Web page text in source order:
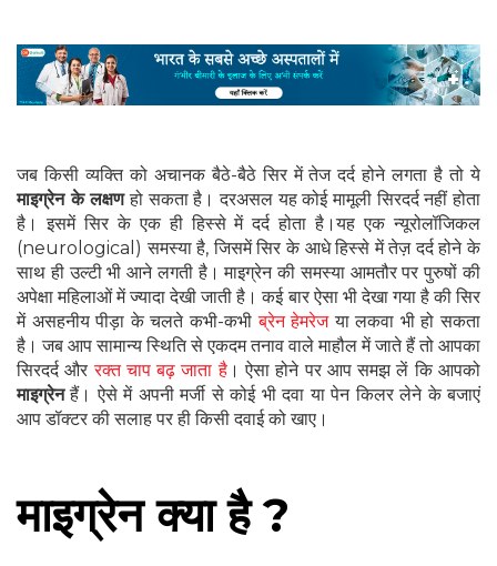
जब किसी व्यक्ति को अचानक बैठे-बैठे सिर में तेज दर्द होने लगता है तो ये
माइग्रेन के लक्षणहो सकता है। दरअसल यह कोई मामूली सिरदर्द नहीं होता
है। इसमें सिर के एक ही हिस्से में दर्द होता है।यह एक न्यूरोलॉजिकल
(neurological) समस्या है, जिसमें सिर के आधे हिस्से में तेज़ दर्द होने के
साथ ही उल्टी भी आने लगती है। माइग्रेन की समस्या आमतौर पर पुरुषों की
अपेक्षा महिलाओं में ज्यादा देखी जाती है। कई बार ऐसा भी देखा गया है की सिर
में असहनीय पीड़ा के चलते कभी-कभीब्रेन हेमरेजया लकवा भी हो सकता
है। जब आप सामान्य स्थिति से एकदम तनाव वाले माहौल में जाते हैं तो आपका
सिरदर्द औररक्त चाप बढ़ जाता है। ऐसा होने पर आप समझ लें कि आपको
माइग्रेनहैं। ऐसे में अपनी मर्जी से कोई भी दवा या पेन किलर लेने के बजाएं
आप डॉक्टर की सलाह पर ही किसी दवाई को खाए।
माइग्रेन क्या है ?